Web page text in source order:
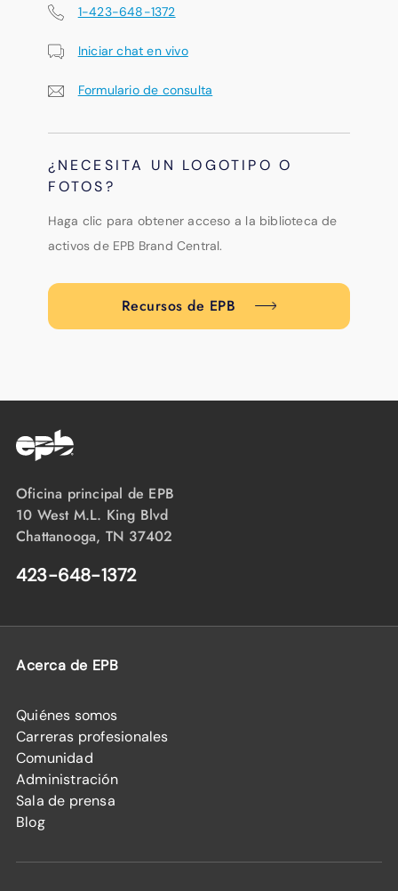
1-423-648-1372
Iniciar chat en vivo
Formulario de consulta
¿NECESITA UN LOGOTIPO O
FOTOS?
Haga clic para obtener acceso a la biblioteca de
activos de EPB Brand Central.
Recursos de EPB
Oficina principal de EPB
10 West M.L. King Blvd
Chattanooga, TN 37402
423-648-1372
Acerca de EPB
Quiénes somos
Carreras profesionales
Comunidad
Administración
Sala de prensa
Blog